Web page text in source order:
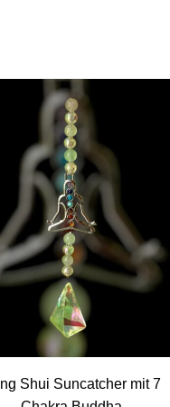
Shui Suncatcher mit 7